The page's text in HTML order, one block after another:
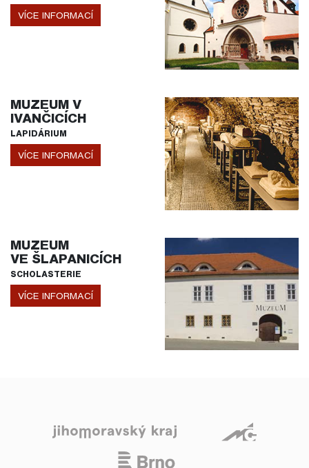
VÍCE INFORMACÍ
MUZEUM V
IVANČICÍCH
LAPIDÁRIUM
VÍCE INFORMACÍ
MUZEUM
VE ŠLAPANICÍCH
SCHOLASTERIE
VÍCE INFORMACÍ